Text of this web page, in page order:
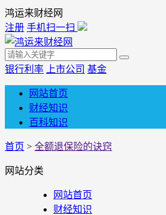
鸿运来财经网
注册 手机扫一扫
银行利率 上市公司 基金
网站首页
财经知识
百科知识
首页 > 全额退保险的诀窍
网站分类
网站首页
财经知识